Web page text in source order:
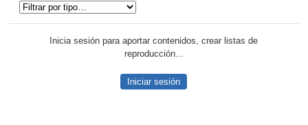
Inicia sesión para aportar contenidos, crear listas de
reproducción...
Iniciar sesión